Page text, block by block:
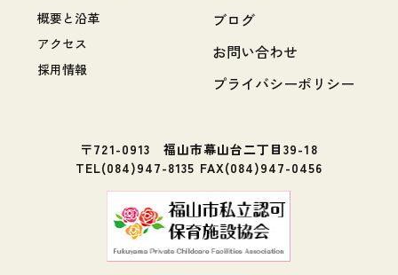
〒721-0913 福山市幕山台二丁目39-18
TEL(084)947-8135 FAX(084)947-0456
概要と沿革
アクセス
採用情報
ブログ
お問い合わせ
プライバシーポリシー